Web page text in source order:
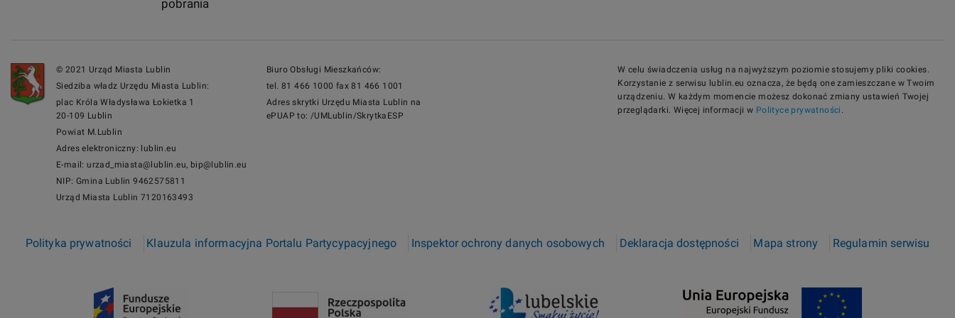
pobrania
© 2021 Urząd Miasta Lublin
Siedziba władz Urzędu Miasta Lublin:
plac Króla Władysława Łokietka 1
20-109 Lublin
Powiat M.Lublin
Adres elektroniczny: lublin.eu
E-mail: urzad_miasta@lublin.eu, bip@lublin.eu
NIP: Gmina Lublin 9462575811
Urząd Miasta Lublin 7120163493
Biuro Obsługi Mieszkańców:
tel. 81 466 1000 fax 81 466 1001
Adres skrytki Urzędu Miasta Lublin na
ePUAP to: /UMLublin/SkrytkaESP
W celu świadczenia usług na najwyższym poziomie stosujemy pliki cookies.
Korzystanie z serwisu lublin.eu oznacza, że będą one zamieszczane w Twoim
urządzeniu. W każdym momencie możesz dokonać zmiany ustawień Twojej
przeglądarki. Więcej informacji w Polityce prywatności
Polityka prywatności Klauzula informacyjna Portalu Partycypacyjnego Inspektor ochrony danych osobowych Deklaracja dostępności Mapa strony Regulamin serwisu